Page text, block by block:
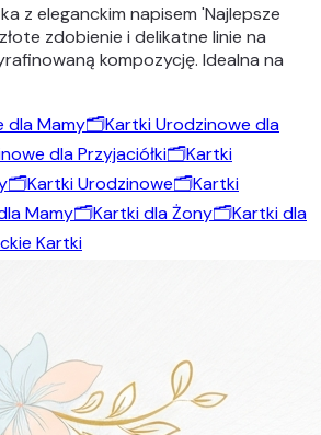
z eleganckim napisem 'Najlepsze
zdobienie i delikatne linie na
kompozycję. Idealna na
dla Mamy🗂️Kartki Urodzinowe dla
dla Przyjaciółki🗂️Kartki
🗂️Kartki Urodzinowe🗂️Kartki
Mamy🗂️Kartki dla Żony🗂️Kartki dla
Kartki